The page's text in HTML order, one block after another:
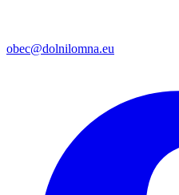
obec@dolnilomna.eu